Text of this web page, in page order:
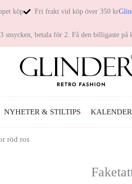
köp Fri frakt vid köp över 350 kr
smycken, betala för 2. Få den billigaste
NYHETER & STILTIPS
röd ros